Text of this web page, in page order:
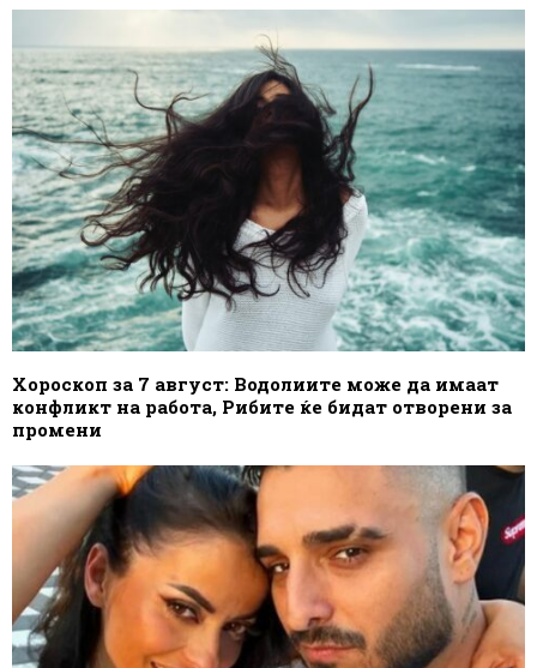
Хороскоп за 7 август: Водолиите може да имаат
конфликт на работа, Рибите ќе бидат отворени за
промени